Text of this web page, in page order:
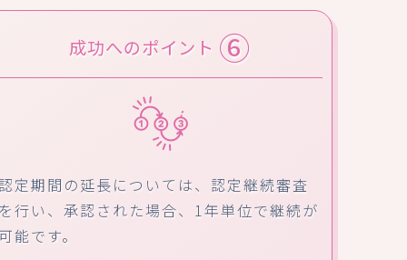
成功へのポイント ⑥
定期間の延長については、認定継続審査
行い、承認された場合、1年単位で継続が
能です。